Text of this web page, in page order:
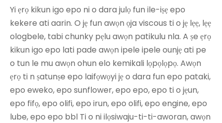
Yi ẹrọ kikun igo epo ni o dara julọ fun ile-iṣẹ epo
kekere ati aarin. O jẹ fun awọn ọja viscous ti o jẹ lẹẹ, lẹẹ
ologbele, tabi chunky pẹlu awọn patikulu nla. A ṣe ẹrọ
kikun igo epo lati pade awọn ipele ipele ounjẹ ati pe
o tun le mu awọn ohun elo kemikali lọpọlọpọ. Awọn
ẹrọ ti n ṣatunṣe epo laifọwọyi jẹ o dara fun epo pataki,
epo eweko, epo sunflower, epo epo, epo ti o jẹun,
epo fifọ, epo olifi, epo irun, epo olifi, epo engine, epo
lube, epo epo bbl Ti o ni ilọsiwaju-ti-ti-aworan, awọn